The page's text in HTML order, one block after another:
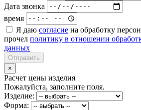
Дата звонка
время
Я даю согласие на обработку
прочел политику в отношении
данных
Отправить
×
Расчет цены изделия
Пожалуйста, заполните поля.
Изделие:
Форма: